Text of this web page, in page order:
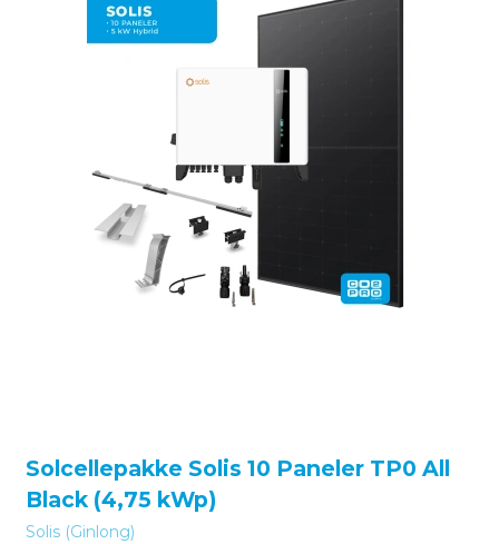
Solcellepakke Solis 10 Paneler TP0 All
Black (4,75 kWp)
Solis (Ginlong)